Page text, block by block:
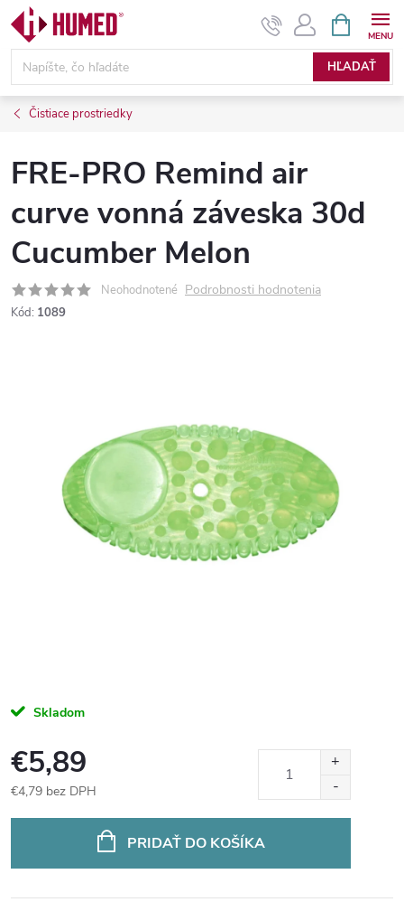
Prejsť
obsah
HĽADAŤ
KOŠÍK
Čistiace prostriedky
FRE-PRO Remind air
curve vonná záveska 30d
Cucumber Melon
Neohodnotené Podrobnosti hodnotenia
Kód: 1089
Skladom
€5,89
€4,79 bez DPH
PRIDAŤ DO KOŠÍKA